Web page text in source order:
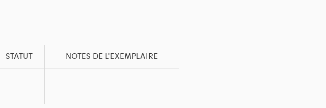
STATUT NOTES DE L'EXEMPLAIRE